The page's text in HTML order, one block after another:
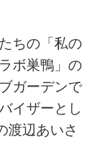
ちの「私の
ボ巣鴨」の
ガーデンで
イザーとし
渡辺あいさ